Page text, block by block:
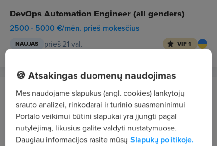
DevOps Automation Engineer (all genders)
2500 - 5000 €/mėn. prieš mokesčius
NAUJAS prieš 21 val. VIP 1
Apdailos Džiazas
Vilnius
Statybos darbų vadovas
2000 - 3000 €/mėn. "į rankas"
🍪 Atsakingas duomenų naudojimas
Mes naudojame slapukus (angl. cookies) lankytojų
srauto analizei, rinkodarai ir turinio suasmeninimui.
Portalo veikimui būtini slapukai yra įjungti pagal
nutylėjimą, likusius galite valdyti nustatymuose.
Daugiau informacijos rasite mūsų Slapukų politikoje.